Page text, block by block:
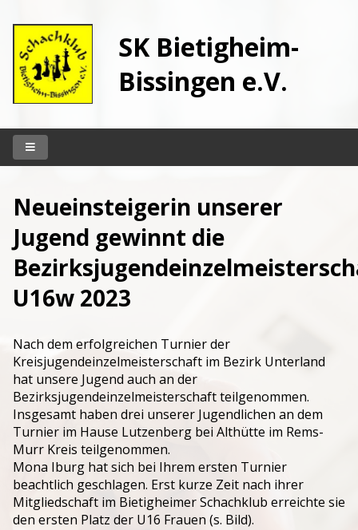
SK Bietigheim-
Bissingen e.V.
Unser Klub
Vereinslokal
Spielbetrieb
Berichte
Jugendtraining
Neueinsteigerin unserer
Jugend gewinnt die
U16w 2023
Nach dem erfolgreichen Turnier der
Kreisjugendeinzelmeisterschaft im Bezirk Unterland
hat unsere Jugend auch an der
Bezirksjugendeinzelmeisterschaft teilgenommen.
Insgesamt haben drei unserer Jugendlichen an dem
Turnier im Hause Lutzenberg bei Althütte im Rems-
Murr Kreis teilgenommen.
Mona Iburg hat sich bei Ihrem ersten Turnier
beachtlich geschlagen. Erst kurze Zeit nach ihrer
Mitgliedschaft im Bietigheimer Schachklub erreichte sie
den ersten Platz der U16 Frauen (s. Bild).